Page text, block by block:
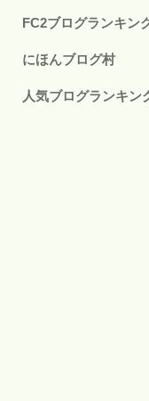
FC2ブログランキン
にほんブログ村
人気ブログランキン